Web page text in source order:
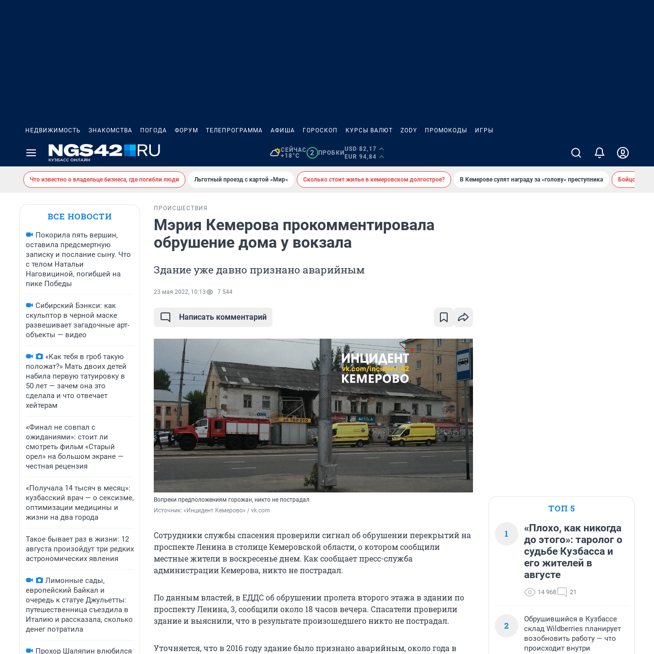
НЕДВИЖИМОСТЬ ЗНАКОМСТВА ПОГОДА ФОРУМ ТЕЛЕПРОГРАММА АФИША ГОРОСКОП КУРСЫ ВАЛЮТ ZODY ПРОМОКОДЫ ИГРЫ
СЕЙЧАС
+18°C
2 ПРОБКИ
USD 82,17
EUR 94,84
Что известно о владельце бизнеса, где погибли люди Льготный проезд с картой «Мир» Сколько стоит жилье в кемеровском долгострое? В Кемерове сулят награду за «голову» преступника Бойцовский
ВСЕ НОВОСТИ
Покорила пять вершин,
оставила предсмертную
записку и послание сыну. Что
с телом Натальи
Наговициной, погибшей на
пике Победы
Сибирский Бэнкси: как
скульптор в черной маске
развешивает загадочные арт-
объекты — видео
«Как тебя в гроб такую
положат?» Мать двоих детей
набила первую татуировку в
50 лет — зачем она это
сделала и что отвечает
хейтерам
«Финал не совпал с
ожиданиями»: стоит ли
смотреть фильм «Старый
орел» на большом экране —
честная рецензия
«Получала 14 тысяч в месяц»:
кузбасский врач — о сексизме,
оптимизации медицины и
жизни на два города
Такое бывает раз в жизни: 12
августа произойдут три редких
астрономических явления
Лимонные сады,
европейский Байкал и
очередь к статуе Джульетты:
путешественница съездила в
Италию и рассказала, сколько
денег потратила
Прохор Шаляпин влюбился
ПРОИСШЕСТВИЯ
Мэрия Кемерова прокомментировала
обрушение дома у вокзала
Здание уже давно признано аварийным
23 мая 2022, 10:13 7 544
Написать комментарий
Вопреки предположениям горожан, никто не пострадал
Источник: «Инцидент Кемерово» / vk.com
Сотрудники службы спасения проверили сигнал об обрушении перекрытий на
проспекте Ленина в столице Кемеровской области, о котором сообщили
местные жители в воскресенье днем. Как сообщает пресс-служба
администрации Кемерова, никто не пострадал.
По данным властей, в ЕДДС об обрушении пролета второго этажа в здании по
проспекту Ленина, 3, сообщили около 18 часов вечера. Спасатели проверили
здание и выяснили, что в результате произошедшего никто не пострадал.
Уточняется, что в 2016 году здание было признано аварийным, около года в
ТОП 5
1
«Плохо, как никогда
до этого»: таролог о
судьбе Кузбасса и
его жителей в
августе
14 968 21
2
Обрушившийся в Кузбассе
склад Wildberries планирует
возобновить работу — что
происходит внутри